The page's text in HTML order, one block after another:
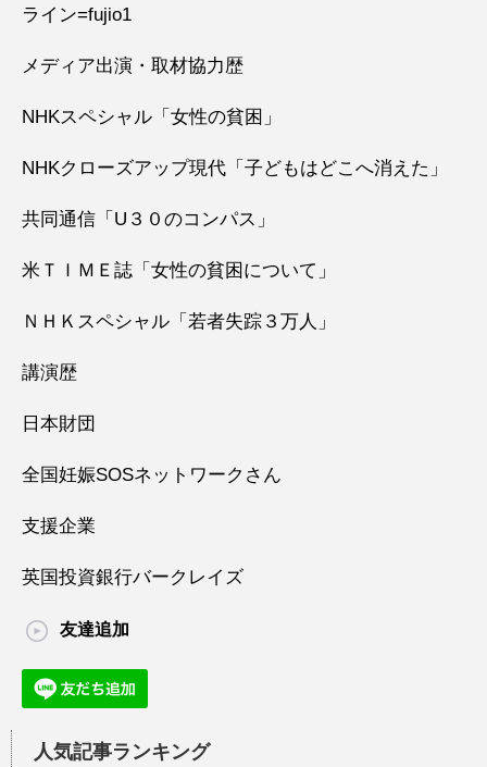
ライン=fujio1
メディア出演・取材協力歴
NHKスペシャル「女性の貧困」
NHKクローズアップ現代「子どもはどこへ消えた」
共同通信「U３０のコンパス」
米ＴＩＭＥ誌「女性の貧困について」
ＮＨＫスペシャル「若者失踪３万人」
講演歴
日本財団
全国妊娠SOSネットワークさん
支援企業
英国投資銀行バークレイズ
友達追加
人気記事ランキング